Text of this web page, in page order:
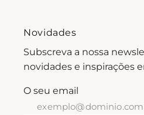
Novidades
Subscreva a nossa
novidades e inspirações
O seu email